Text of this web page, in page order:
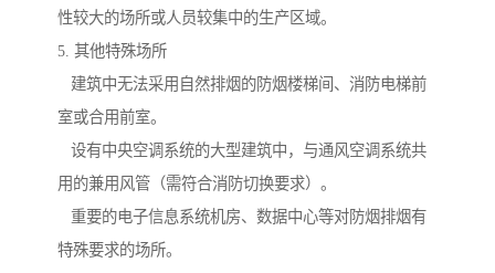
性较大的场所或人员较集中的生产区域。
5. 其他特殊场所
建筑中无法采用自然排烟的防烟楼梯间、消防电梯前
室或合用前室。
设有中央空调系统的大型建筑中，与通风空调系统共
用的兼用风管（需符合消防切换要求）。
重要的电子信息系统机房、数据中心等对防烟排烟有
特殊要求的场所。